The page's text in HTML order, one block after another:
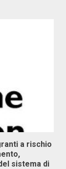
a rischio
sistema di